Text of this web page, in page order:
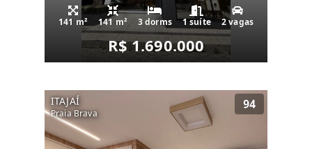
141 m² 141 m² 3 dorms 1 suíte 2 vagas
R$ 1.690.000
ITAJAÍ
Praia Brava
94